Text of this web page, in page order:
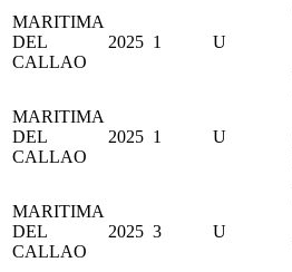
MARITIMA
DEL
CALLAO
2025 1 U
MARITIMA
DEL
CALLAO
2025 1 U
MARITIMA
DEL
CALLAO
2025 3 U